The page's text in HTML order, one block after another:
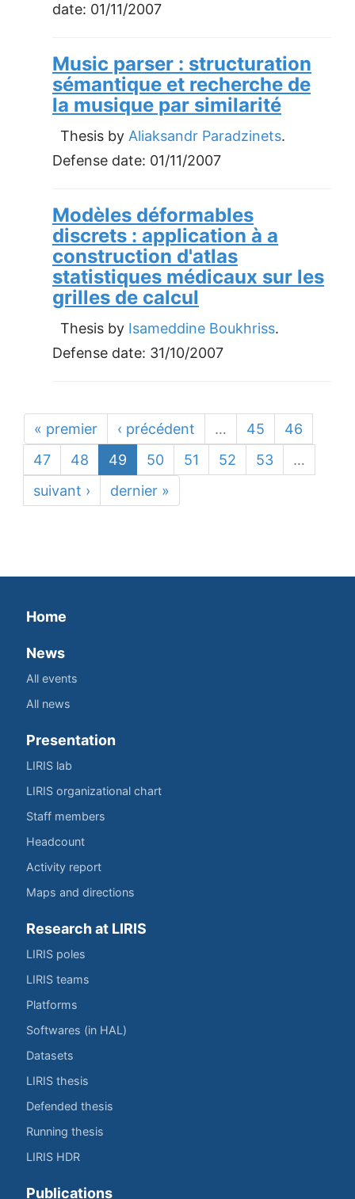
date: 01/11/2007
Music parser : structuration
sémantique et recherche de
la musique par similarité
Thesis by Aliaksandr Paradzinets.
Defense date: 01/11/2007
Modèles déformables
discrets : application à a
construction d'atlas
statistiques médicaux sur les
grilles de calcul
Thesis by Isameddine Boukhriss.
Defense date: 31/10/2007
« premier ‹ précédent … 45
46
47
48 49 50 51 52 53
…
suivant ›
dernier »
Home
News
All events
All news
Presentation
LIRIS lab
LIRIS organizational chart
Staff members
Headcount
Activity report
Maps and directions
Research at LIRIS
LIRIS poles
LIRIS teams
Platforms
Softwares (in HAL)
Datasets
LIRIS thesis
Defended thesis
Running thesis
LIRIS HDR
Publications